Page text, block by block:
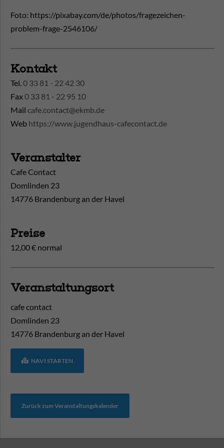
Foto: https://pixabay.com/de/photos/fragezeichen-
problem-frage-2546106/
Kontakt
Tel.0 33 81 - 22 42 30
Fax0 33 81 - 22 95 10
Mail cafe.contact@ekmb.de
Web https://www.jugendhaus-cafecontact.de
Veranstalter
Cafe Contact
Domlinden 23
14776 Brandenburg an der Havel
Preise
12,00 € normal
Veranstaltungsort
cafe contact
Domlinden 23
14776 Brandenburg an der Havel
NAVI STARTEN
Zurück zum Veranstaltungskalender